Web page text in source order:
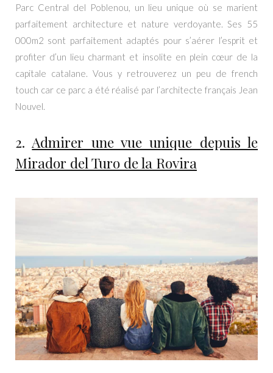
Parc Central del Poblenou, un lieu unique où se marient
parfaitement architecture et nature verdoyante. Ses 55
000m2 sont parfaitement adaptés pour s’aérer l’esprit et
profiter d’un lieu charmant et insolite en plein cœur de la
capitale catalane. Vous y retrouverez un peu de french
touch car ce parc a été réalisé par l’architecte français Jean
Nouvel.
2. Admirer une vue unique depuis le
Mirador del Turo de la Rovira